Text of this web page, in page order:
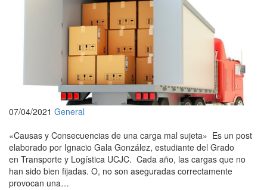
07/04/2021 General
«Causas y Consecuencias de una carga mal sujeta» Es un post
elaborado por Ignacio Gala González, estudiante del Grado
en Transporte y Logística UCJC. Cada año, las cargas que no
han sido bien fijadas. O, no son aseguradas correctamente
provocan una…